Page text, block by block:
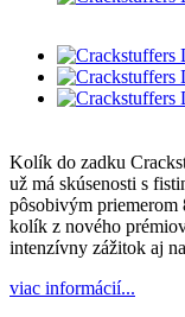
Kolík do zadku
už má skúsenosti s
pôsobivým priemerom
kolík z nového
intenzívny zážitok aj
viac informácií...